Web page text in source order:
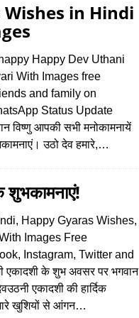
in Hindi
Happy Dev Uthani
With Images free
and family on
Status Update
विष्णु आपकी सभी मनोकामनायें
उठो देव हमारे,…
शुभकामनाएं!
Happy Gyaras Wishes,
Images Free
Instagram, Twitter and
के शुभ अवसर पर भगवान
एकादशी की हार्दिक
खुशियों से आंगन…